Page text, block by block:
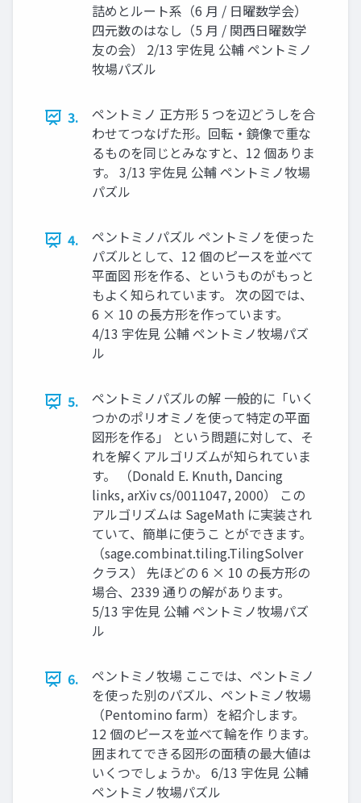
詰めとルート系（6 月 / 日曜数学会）
四元数のはなし（5 月 / 関西日曜数学
友の会） 2/13 宇佐見 公輔 ペントミノ
牧場パズル
3.
ペントミノ 正方形 5 つを辺どうしを合
わせてつなげた形。回転・鏡像で重な
るものを同じとみなすと、12 個ありま
す。 3/13 宇佐見 公輔 ペントミノ牧場
パズル
4.
ペントミノパズル ペントミノを使った
パズルとして、12 個のピースを並べて
平面図 形を作る、というものがもっと
もよく知られています。 次の図では、
6 × 10 の長方形を作っています。
4/13 宇佐見 公輔 ペントミノ牧場パズ
ル
5.
ペントミノパズルの解 一般的に「いく
つかのポリオミノを使って特定の平面
図形を作る」 という問題に対して、そ
れを解くアルゴリズムが知られていま
す。 （Donald E. Knuth, Dancing
links, arXiv cs/0011047, 2000） この
アルゴリズムは SageMath に実装され
ていて、簡単に使うこ とができます。
（sage.combinat.tiling.TilingSolver
クラス） 先ほどの 6 × 10 の長方形の
場合、2339 通りの解があります。
5/13 宇佐見 公輔 ペントミノ牧場パズ
ル
6.
ペントミノ牧場 ここでは、ペントミノ
を使った別のパズル、ペントミノ牧場
（Pentomino farm）を紹介します。
12 個のピースを並べて輪を作 ります。
囲まれてできる図形の面積の最大値は
いくつでしょうか。 6/13 宇佐見 公輔
ペントミノ牧場パズル